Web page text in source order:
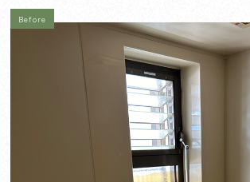
Before